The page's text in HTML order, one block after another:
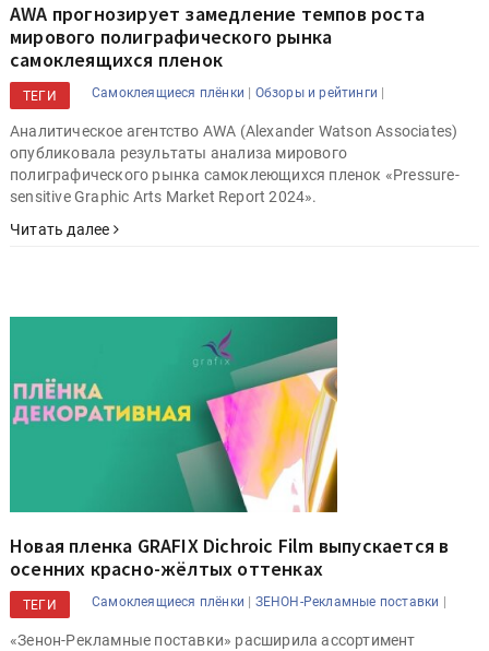
AWA прогнозирует замедление темпов роста
мирового полиграфического рынка
самоклеящихся пленок
ТЕГИ Самоклеящиеся плёнки | Обзоры и рейтинги |
Аналитическое агентство AWA (Alexander Watson Associates)
опубликовала результаты анализа мирового
полиграфического рынка самоклеющихся пленок «Pressure-
sensitive Graphic Arts Market Report 2024».
Читать далее
Новая пленка GRAFIX Dichroic Film выпускается в
осенних красно-жёлтых оттенках
ТЕГИ Самоклеящиеся плёнки | ЗЕНОН-Рекламные поставки |
«Зенон-Рекламные поставки» расширила ассортимент